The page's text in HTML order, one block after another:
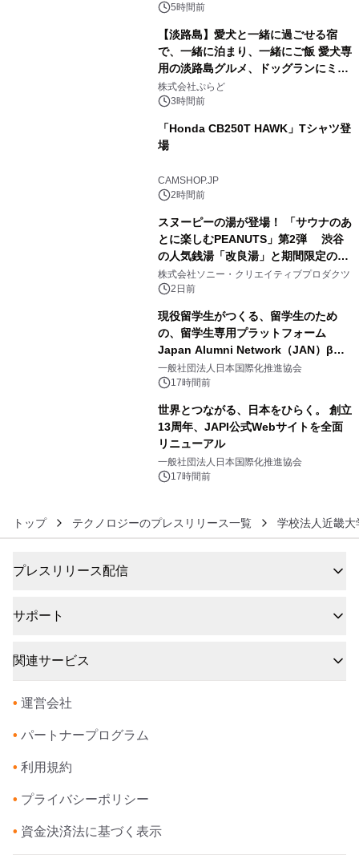
5時間前
【淡路島】愛犬と一緒に過ごせる宿
で、一緒に泊まり、一緒にご飯 愛犬専
用の淡路島グルメ、ドッグランにミニ
プール グランピングとトレーラーハウ
スの2施設で
株式会社ぷらど
3時間前
「Honda CB250T HAWK」Tシャツ登
場
CAMSHOP.JP
2時間前
スヌーピーの湯が登場！ 「サウナのあ
とに楽しむPEANUTS」第2弾 渋谷
の人気銭湯「改良湯」と期間限定のコ
ラボレーション サウナイキタイコラ
ボグッズも発売決定！
株式会社ソニー・クリエイティブプロダクツ
2日前
現役留学生がつくる、留学生のため
の、留学生専用プラットフォーム
Japan Alumni Network（JAN）β版
をリリース
一般社団法人日本国際化推進協会
17時間前
世界とつながる、日本をひらく。 創立
13周年、JAPI公式Webサイトを全面
リニューアル
一般社団法人日本国際化推進協会
17時間前
トップ テクノロジーのプレスリリース一覧 学校法人近畿大
プレスリリース配信
サポート
関連サービス
• 運営会社
• パートナープログラム
• 利用規約
• プライバシーポリシー
• 資金決済法に基づく表示